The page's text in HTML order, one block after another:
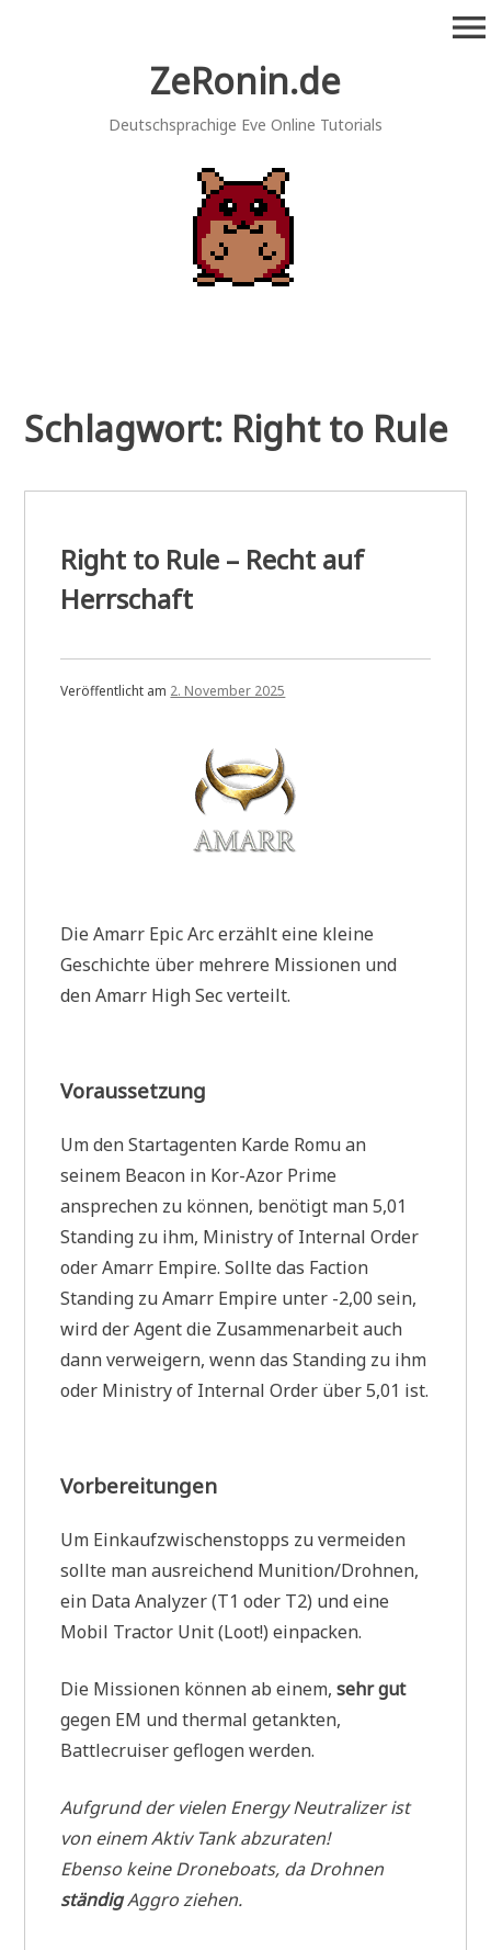
ZeRonin.de
Deutschsprachige Eve Online Tutorials
menu
Schlagwort: Right to Rule
Right to Rule – Recht auf
Herrschaft
Veröffentlicht am 2. November 2025
Die Amarr Epic Arc erzählt eine kleine
Geschichte über mehrere Missionen und
den Amarr High Sec verteilt.
Voraussetzung
Um den Startagenten Karde Romu an
seinem Beacon in Kor-Azor Prime
ansprechen zu können, benötigt man 5,01
Standing zu ihm, Ministry of Internal Order
oder Amarr Empire. Sollte das Faction
Standing zu Amarr Empire unter -2,00 sein,
wird der Agent die Zusammenarbeit auch
dann verweigern, wenn das Standing zu ihm
oder Ministry of Internal Order über 5,01 ist.
Vorbereitungen
Um Einkaufzwischenstopps zu vermeiden
sollte man ausreichend Munition/Drohnen,
ein Data Analyzer (T1 oder T2) und eine
Mobil Tractor Unit (Loot!) einpacken.
Die Missionen können ab einem,sehr gut
gegen EM und thermal getankten,
Battlecruiser geflogen werden.
Aufgrund der vielen Energy Neutralizer ist
von einem Aktiv Tank abzuraten!
Ebenso keine Droneboats, da Drohnen
ständigAggro ziehen.